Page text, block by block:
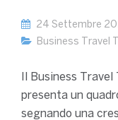
24 Settembre
Business Travel
Il Business
presenta un
segnando una